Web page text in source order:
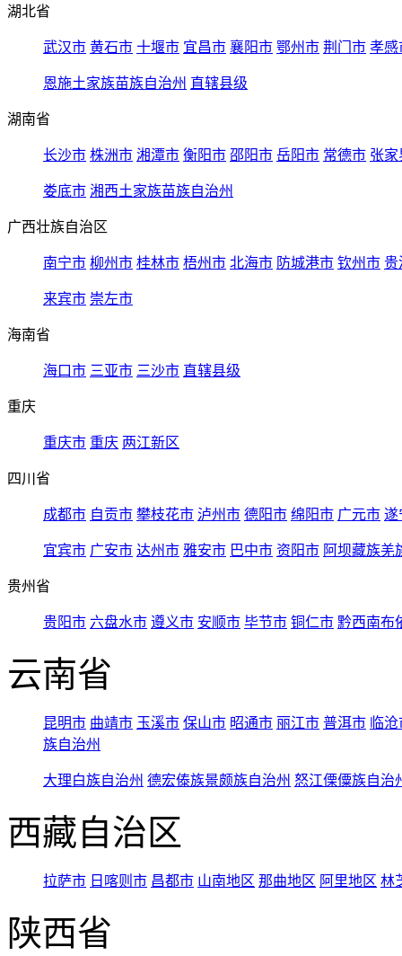
湖北省
武汉市 黄石市 十堰市 宜昌市 襄阳市 鄂州市 荆门市 孝感
恩施土家族苗族自治州 直辖县级
湖南省
长沙市 株洲市 湘潭市 衡阳市 邵阳市 岳阳市 常德市 张家
娄底市 湘西土家族苗族自治州
广西壮族自治区
南宁市 柳州市 桂林市 梧州市 北海市 防城港市 钦州市 贵
来宾市 崇左市
海南省
海口市 三亚市 三沙市 直辖县级
重庆
重庆市 重庆 两江新区
四川省
成都市 自贡市 攀枝花市 泸州市 德阳市 绵阳市 广元市 遂
宜宾市 广安市 达州市 雅安市 巴中市 资阳市 阿坝藏族羌
贵州省
贵阳市 六盘水市 遵义市 安顺市 毕节市 铜仁市 黔西南布
云南省
昆明市 曲靖市 玉溪市 保山市 昭通市 丽江市 普洱市 临
族自治州
大理白族自治州 德宏傣族景颇族自治州 怒江傈僳族自治
西藏自治区
拉萨市 日喀则市 昌都市 山南地区 那曲地区 阿里地区 林
陕西省